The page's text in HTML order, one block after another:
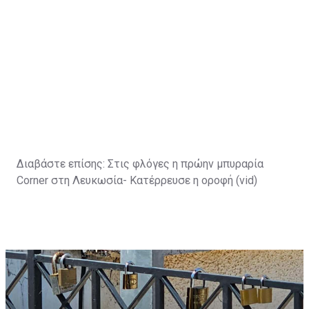
Διαβάστε επίσης: Στις φλόγες η πρώην μπυραρία
Corner στη Λευκωσία- Κατέρρευσε η οροφή (vid)